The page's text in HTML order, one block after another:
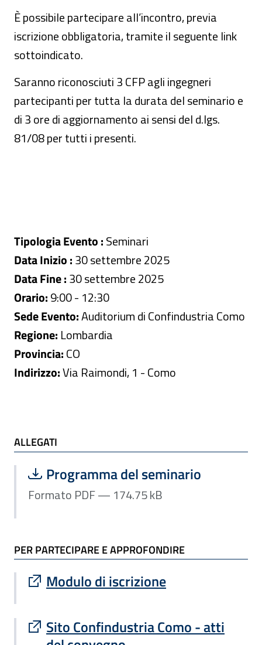
È possibile partecipare all’incontro, previa
iscrizione obbligatoria, tramite il seguente link
sottoindicato.
Saranno riconosciuti 3 CFP agli ingegneri
partecipanti per tutta la durata del seminario e
di 3 ore di aggiornamento ai sensi del d.lgs.
81/08 per tutti i presenti.
Tipologia Evento :Seminari
Data Inizio :30 settembre 2025
Data Fine :30 settembre 2025
Orario:9:00 - 12:30
Sede Evento:Auditorium di Confindustria Como
Regione: Lombardia
Provincia:CO
Indirizzo:Via Raimondi, 1 - Como
ALLEGATI e TI POTREBBE INTERESSARE
ALLEGATI
Scarica file:
Programma del seminario
Formato PDF — Dimensione 174.75 kB
Formato PDF — 174.75 kB
PER PARTECIPARE E APPROFONDIRE
Modulo di iscrizione
Sito esterno : apre una nuova finestra
Sito Confindustria Como - atti
Sito esterno : apre una nuova finestra